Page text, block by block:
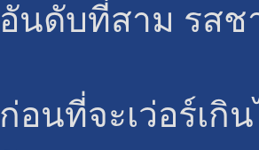
อันดับที่สาม รสช
ก่อนที่จะเว่อร์เกิ